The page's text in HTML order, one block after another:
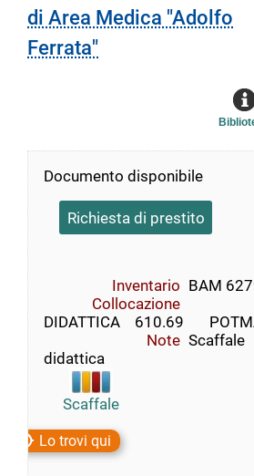
di Area Medica "Adolfo
Ferrata"
Documento disponibile
Richiesta di prestito
Inventario BAM
Collocazione
DIDATTICA    610.69
Note Scaffale
didattica
Scaffale
Lo trovi qui